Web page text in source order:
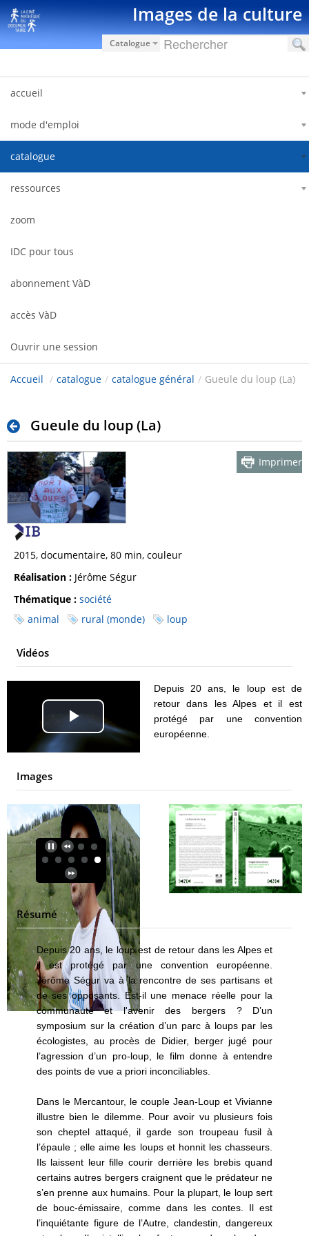
Saut au contenu Images de la culture
Catalogue
accueil
mode d'emploi
catalogue
ressources
zoom
IDC pour tous
abonnement VàD
accès VàD
Ouvrir une session
Accueil / catalogue / catalogue général / Gueule du loup (La)
Gueule du loup (La)
Imprimer
2015, documentaire, 80 min, couleur
Réalisation : Jérôme Ségur
Thématique : société
animal
rural (monde) loup
Vidéos
Play
Depuis 20 ans, le loup est de
retour dans les Alpes et il est
protégé par une convention
européenne.
Images
Résumé
Depuis 20 ans, le loup est de retour dans les Alpes et
il est protégé par une convention européenne.
Jérôme Ségur va à la rencontre de ses partisans et
de ses opposants. Est-il une menace réelle pour la
communauté et l'avenir des bergers ? D’un
symposium sur la création d’un parc à loups par les
écologistes, au procès de Didier, berger jugé pour
l’agression d’un pro-loup, le film donne à entendre
des points de vue a priori inconciliables.
Dans le Mercantour, le couple Jean-Loup et Vivianne
illustre bien le dilemme. Pour avoir vu plusieurs fois
son cheptel attaqué, il garde son troupeau fusil à
l’épaule ; elle aime les loups et honnit les chasseurs.
Ils laissent leur fille courir derrière les brebis quand
certains autres bergers craignent que le prédateur ne
s’en prenne aux humains. Pour la plupart, le loup sert
de bouc-émissaire, comme dans les contes. Il est
l’inquiétante figure de l’Autre, clandestin, dangereux